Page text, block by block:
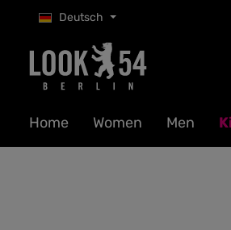
Hauptinhalt springen
Zur Suche springen
Zur Hauptnavigation springen
Deutsch
Home Women Men